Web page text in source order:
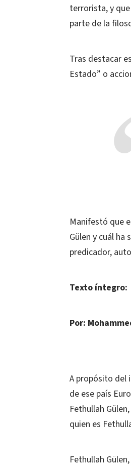
terrorista, y
parte de la
Tras destacar
Estado” o
Manifestó que
Gülen y cuál ha
predicador,
Texto íntegro:
Por:
A propósito del
de ese país
Fethullah
quien es
Fethullah